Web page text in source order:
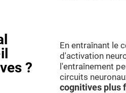
?
En entraînant le
d'activation
l'entraînement
circuits
cognitives plus